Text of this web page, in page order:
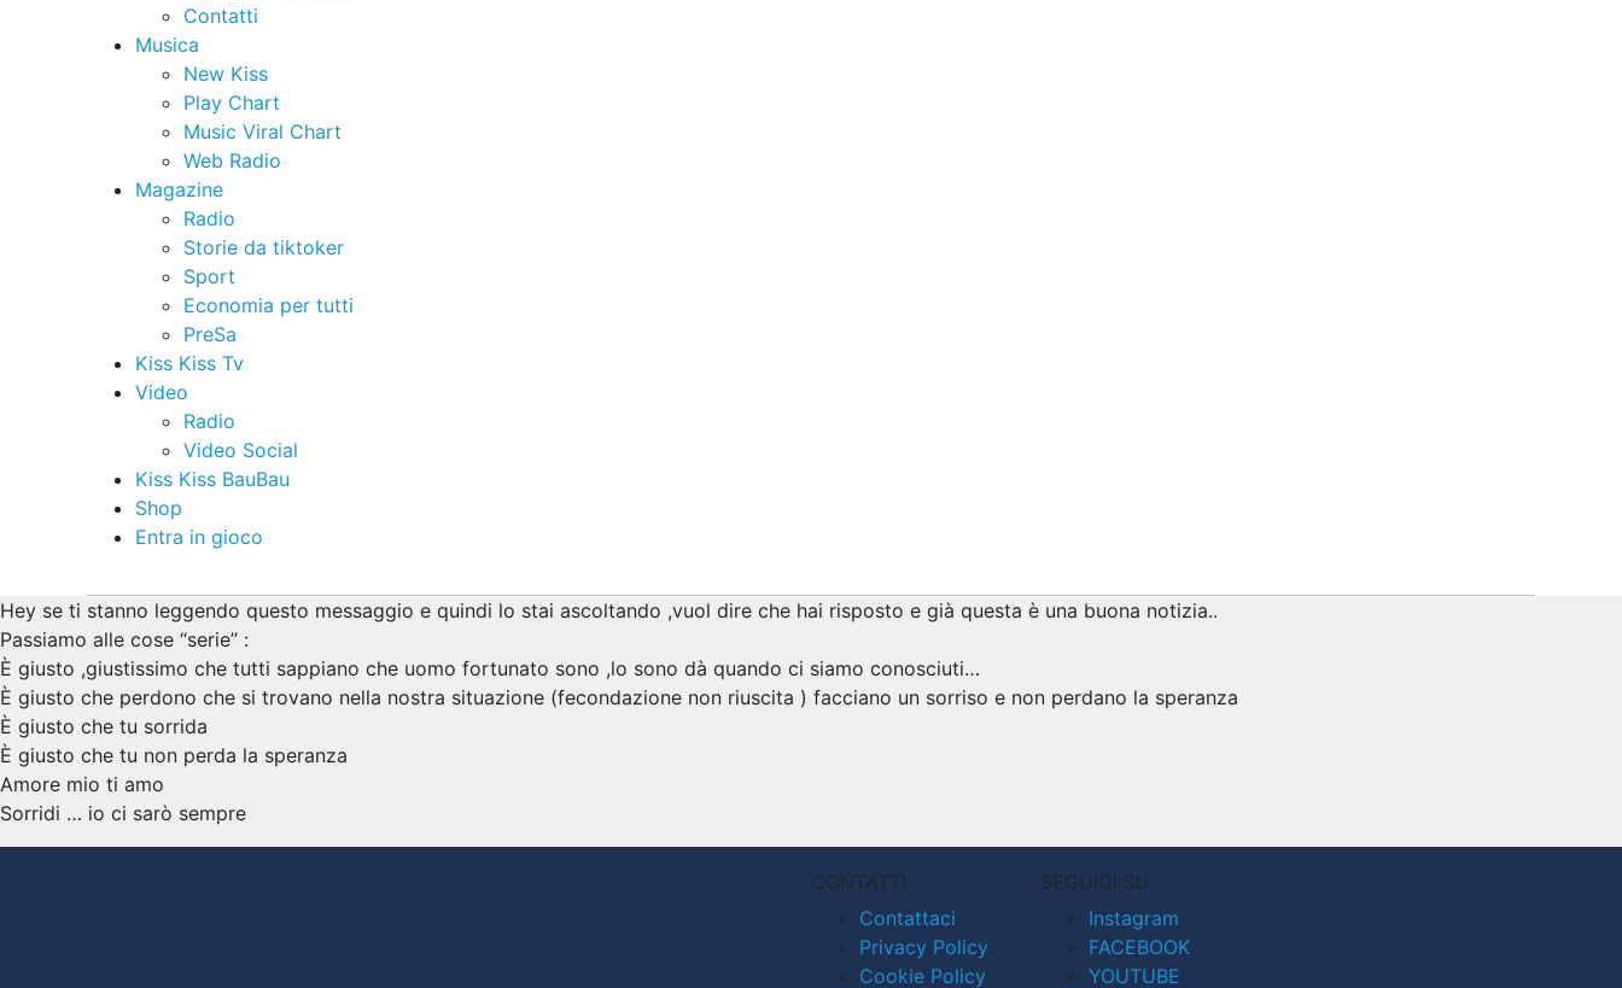
Contatti
Musica
New Kiss
Play Chart
Music Viral Chart
Web Radio
Magazine
Radio
Storie da tiktoker
Sport
Economia per tutti
PreSa
Kiss Kiss Tv
Video
Radio
Video Social
Kiss Kiss BauBau
Shop
Entra in gioco
Hey se ti stanno leggendo questo messaggio e quindi lo stai ascoltando ,vuol dire che hai risposto e già questa è una buona notizia..
Passiamo alle cose “serie” :
È giusto ,giustissimo che tutti sappiano che uomo fortunato sono ,lo sono dà quando ci siamo conosciuti…
È giusto che perdono che si trovano nella nostra situazione (fecondazione non riuscita ) facciano un sorriso e non perdano la speranza
È giusto che tu sorrida
È giusto che tu non perda la speranza
Amore mio ti amo
Sorridi … io ci sarò sempre
CONTATTI
Contattaci
Privacy Policy
Cookie Policy
SEGUICI SU
Instagram
FACEBOOK
YOUTUBE